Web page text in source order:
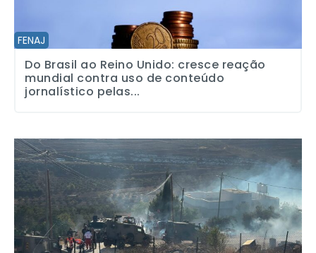
FENAJ
Do Brasil ao Reino Unido: cresce reação
mundial contra uso de conteúdo
jornalístico pelas...
Exército de Israel realiza prisão em massa de palestinos, e